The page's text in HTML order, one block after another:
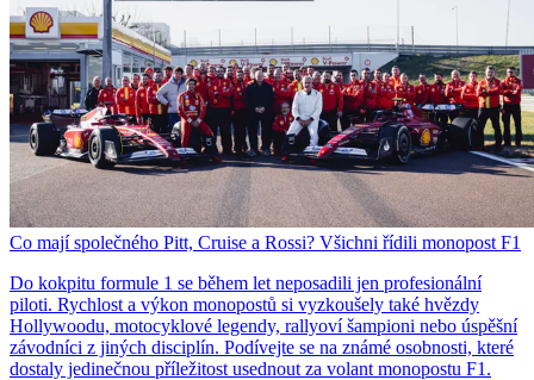
Co mají společného Pitt, Cruise a Rossi? Všichni řídili monopost F1
Do kokpitu formule 1 se během let neposadili jen profesionální
piloti. Rychlost a výkon monopostů si vyzkoušely také hvězdy
Hollywoodu, motocyklové legendy, rallyoví šampioni nebo úspěšní
závodníci z jiných disciplín. Podívejte se na známé osobnosti, které
dostaly jedinečnou příležitost usednout za volant monopostu F1.